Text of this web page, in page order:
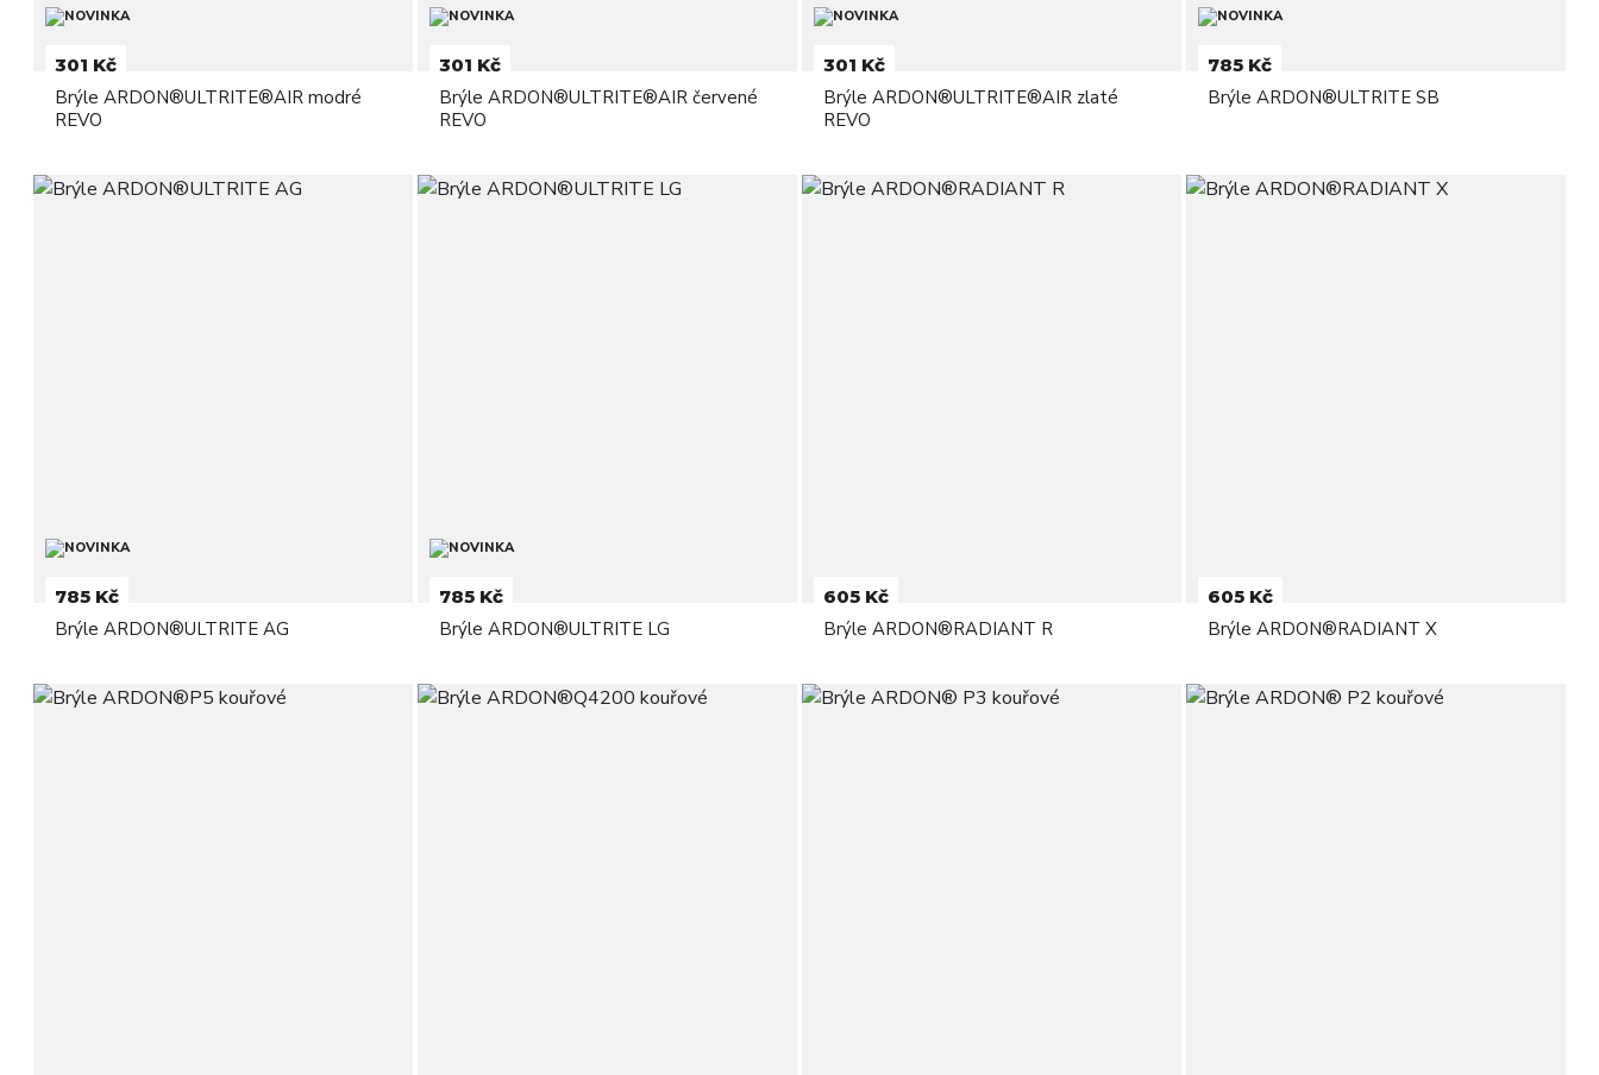
301 Kč
Brýle ARDON®ULTRITE®AIR modré
REVO
301 Kč
Brýle ARDON®ULTRITE®AIR červené
REVO
301 Kč
Brýle ARDON®ULTRITE®AIR zlaté
REVO
785 Kč
Brýle ARDON®ULTRITE SB
785 Kč
Brýle ARDON®ULTRITE AG
785 Kč
Brýle ARDON®ULTRITE LG
605 Kč
Brýle ARDON®RADIANT R
605 Kč
Brýle ARDON®RADIANT X